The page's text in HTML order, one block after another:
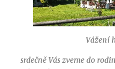
Vážení
srdečně Vás zveme do